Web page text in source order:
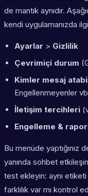
de mantık aynıdır.
kendi uygulamanızda
Ayarlar > Gizlilik
Çevrimiçi durum
Kimler mesaj
Engellenmeyenler
İletişim tercihleri
Engelleme &
Bu menüde yaptığınız
yanında sohbet
test ekleyin: aynı etiketi
farklılık var mı kontrol